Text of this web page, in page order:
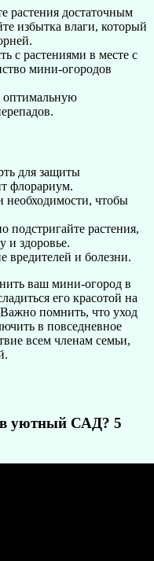
растения достаточным
избытка влаги, который
с растениями в месте с
мини-огородов
оптимальную
для защиты
флорариум.
чтобы
подстригайте растения,
и здоровье.
вредителей и болезни.
ваш мини-огород в
его красотой на
помнить, что уход
в повседневное
всем членам семьи,
уютный САД? 5